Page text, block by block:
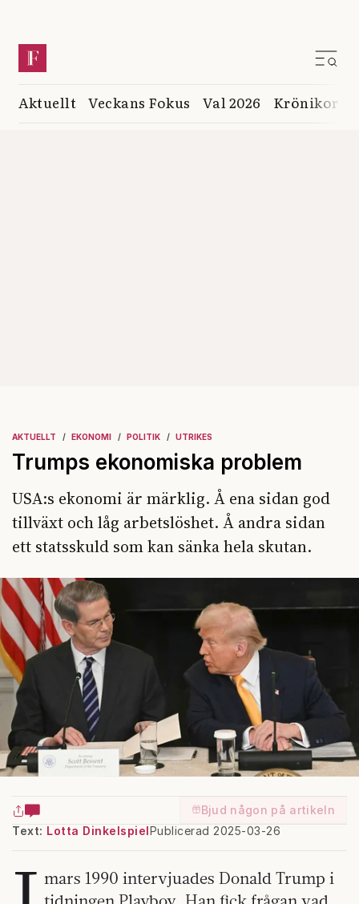
Aktuellt Veckans Fokus Val 2026 Krönikor
AKTUELLT EKONOMI POLITIK UTRIKES
Trumps ekonomiska problem
USA:s ekonomi är märklig. Å ena sidan god
tillväxt och låg arbetslöshet. Å andra sidan
ett statsskuld som kan sänka hela skutan.
Bjud någon på artikeln
Text: Lotta DinkelspielPublicerad 2025-03-26
mars 1990 intervjuades Donald Trump i